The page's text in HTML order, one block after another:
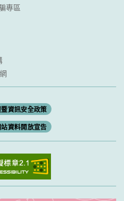
專區
資訊安全政策
資料開放宣告